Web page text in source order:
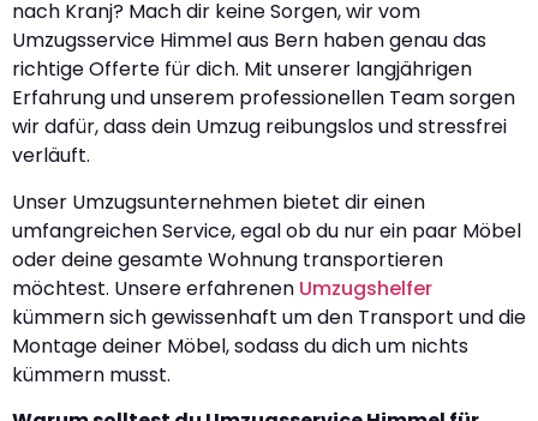
nach Kranj? Mach dir keine Sorgen, wir vom
Umzugsservice Himmel aus Bern haben genau das
richtige Offerte für dich. Mit unserer langjährigen
Erfahrung und unserem professionellen Team sorgen
wir dafür, dass dein Umzug reibungslos und stressfrei
verläuft.
Unser Umzugsunternehmen bietet dir einen
umfangreichen Service, egal ob du nur ein paar Möbel
oder deine gesamte Wohnung transportieren
möchtest. Unsere erfahrenen Umzugshelfer
kümmern sich gewissenhaft um den Transport und die
Montage deiner Möbel, sodass du dich um nichts
kümmern musst.